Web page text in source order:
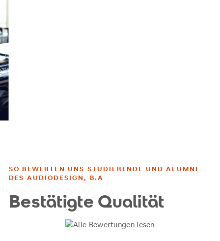
SO BEWERTEN UNS STUDIERENDE UND ALUMNI
DES AUDIODESIGN, B.A
Bestätigte Qualität